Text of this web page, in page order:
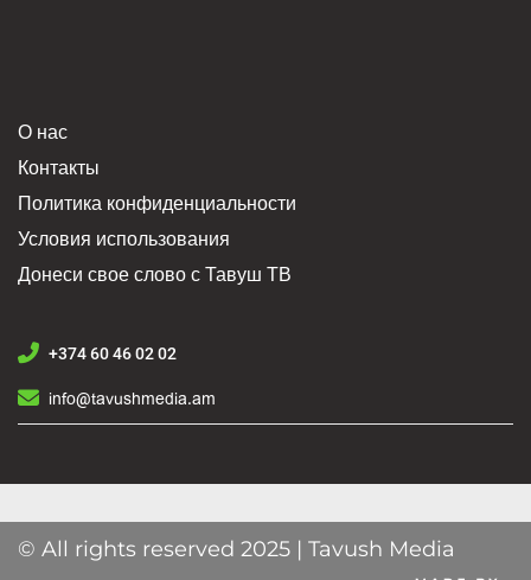
О нас
Контакты
Политика конфиденциальности
Условия использования
Донеси свое слово с Тавуш ТВ
+374 60 46 02 02
info@tavushmedia.am
© All rights reserved 2025 | Tavush Media